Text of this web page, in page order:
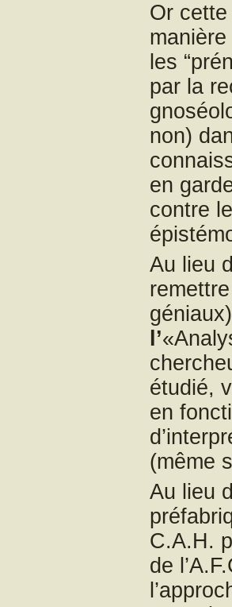
Or
les
par la
non)
en
contre
Au lieu
l’
étudié,
en
(même
Au lieu
C.A.H.
de